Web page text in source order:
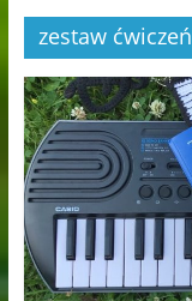
zestaw ćwiczeń